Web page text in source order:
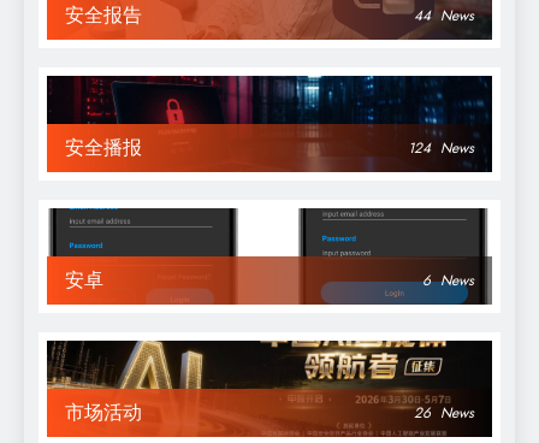
安全报告 44 News
安全播报 124 News
安卓 6 News
市场活动 26 News